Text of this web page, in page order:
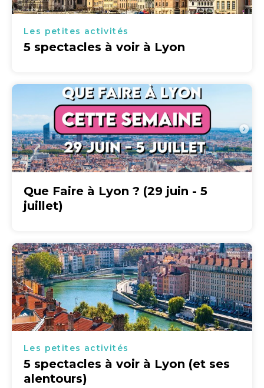
Les petites activités
5 spectacles à voir à Lyon
Que Faire à Lyon ? (29 juin - 5
juillet)
Les petites activités
5 spectacles à voir à Lyon (et ses
alentours)